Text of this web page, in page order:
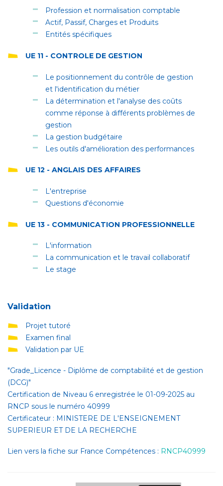
Profession et normalisation comptable
Actif, Passif, Charges et Produits
Entités spécifiques
UE 11 - CONTROLE DE GESTION
Le positionnement du contrôle de gestion
et l'identification du métier
La détermination et l'analyse des coûts
comme réponse à différents problèmes de
gestion
La gestion budgétaire
Les outils d'amélioration des performances
UE 12 - ANGLAIS DES AFFAIRES
L'entreprise
Questions d'économie
UE 13 - COMMUNICATION PROFESSIONNELLE
L'information
La communication et le travail collaboratif
Le stage
Validation
Projet tutoré
Examen final
Validation par UE
"Grade_Licence - Diplôme de comptabilité et de gestion
(DCG)"
Certification de Niveau 6 enregistrée le 01-09-2025 au
RNCP sous le numéro 40999
Certificateur : MINISTERE DE L'ENSEIGNEMENT
SUPERIEUR ET DE LA RECHERCHE
Lien vers la fiche sur France Compétences : RNCP40999